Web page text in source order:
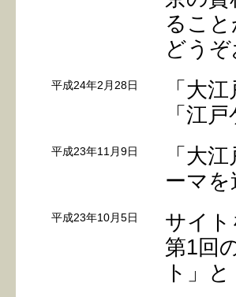
るこ
どう
平成24年2月28日
「大
「江
平成23年11月9日
「大
ーマ
平成23年10月5日
サイ
第1回
ト」